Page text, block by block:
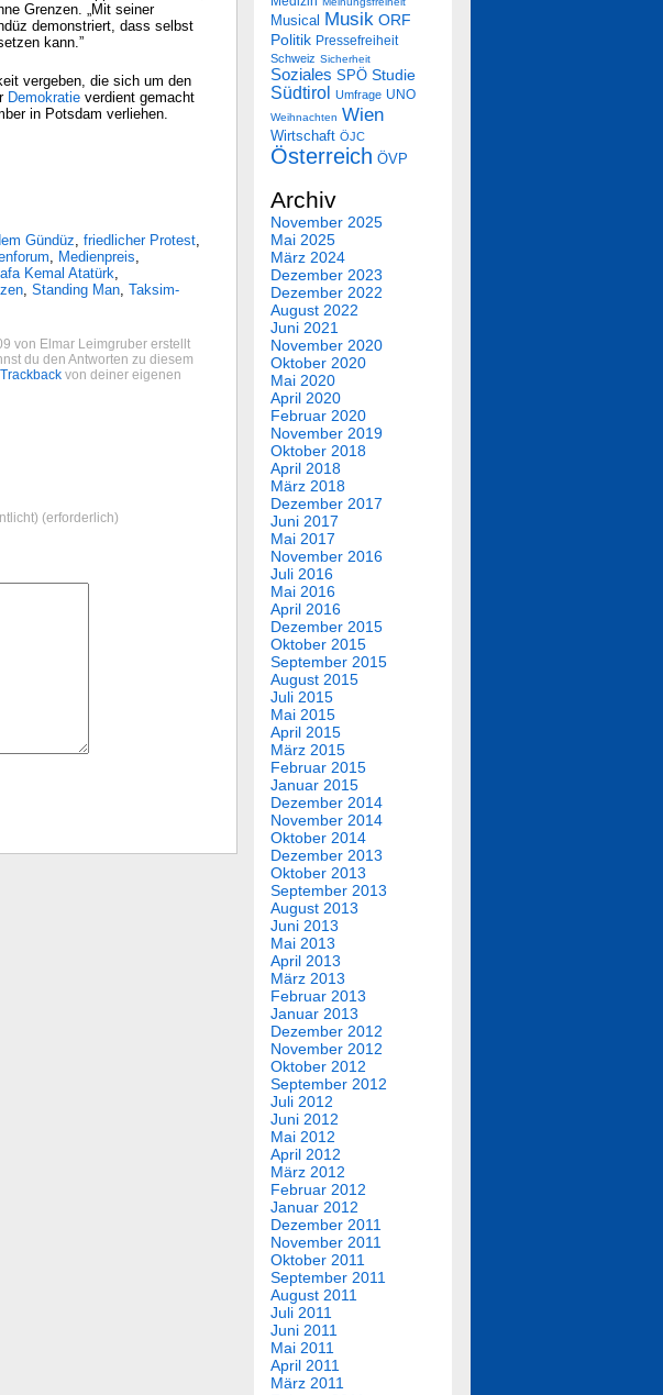
Grenzen. „Mit seiner
demonstriert, dass selbst
kann.”
vergeben, die sich um den
Demokratie verdient gemacht
in Potsdam verliehen.
Gündüz, friedlicher Protest,
, Medienpreis,
Kemal Atatürk,
, Standing Man, Taksim-
von Elmar Leimgruber erstellt
du den Antworten zu diesem
Trackback von deiner eigenen
(erforderlich)
Musical Musik ORF
Politik Pressefreiheit
Schweiz Sicherheit
Soziales SPÖ Studie
Südtirol Umfrage UNO
Weihnachten Wien
Wirtschaft ÖJC
Österreich ÖVP
Archiv
November 2025
Mai 2025
März 2024
Dezember 2023
Dezember 2022
August 2022
Juni 2021
November 2020
Oktober 2020
Mai 2020
April 2020
Februar 2020
November 2019
Oktober 2018
April 2018
März 2018
Dezember 2017
Juni 2017
Mai 2017
November 2016
Juli 2016
Mai 2016
April 2016
Dezember 2015
Oktober 2015
September 2015
August 2015
Juli 2015
Mai 2015
April 2015
März 2015
Februar 2015
Januar 2015
Dezember 2014
November 2014
Oktober 2014
Dezember 2013
Oktober 2013
September 2013
August 2013
Juni 2013
Mai 2013
April 2013
März 2013
Februar 2013
Januar 2013
Dezember 2012
November 2012
Oktober 2012
September 2012
Juli 2012
Juni 2012
Mai 2012
April 2012
März 2012
Februar 2012
Januar 2012
Dezember 2011
November 2011
Oktober 2011
September 2011
August 2011
Juli 2011
Juni 2011
Mai 2011
April 2011
März 2011